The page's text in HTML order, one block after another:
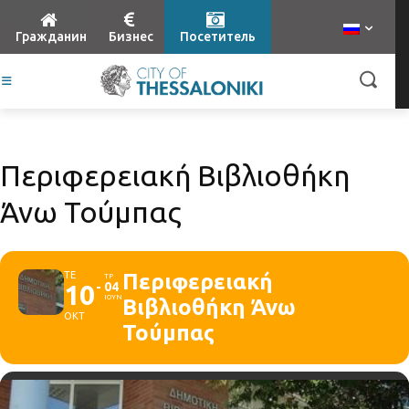
Гражданин Бизнес Посетитель
Περιφερειακή Βιβλιοθήκη
Άνω Τούμπας
ΤΕ
10
ΟΚΤ
ΤΡ
04
ΙΟΥΝ
Περιφερειακή
Βιβλιοθήκη Άνω
Τούμπας